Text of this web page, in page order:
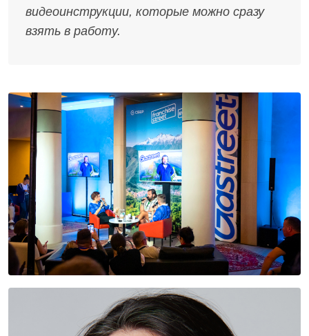
видеоинструкции, которые можно сразу
взять в работу.